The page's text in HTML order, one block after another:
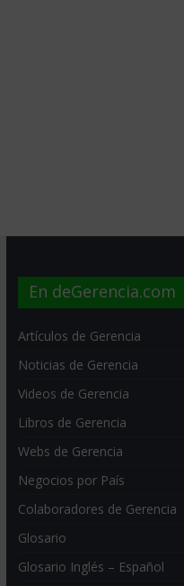
En deGerencia.com
Artículos de Gerencia
Noticias de Gerencia
Videos de Gerencia
Libros de Gerencia
Webs de Gerencia
Negocios por País
Colaboradores de Gerencia
Glosario
Glosario Inglés – Español